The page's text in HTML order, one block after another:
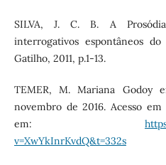
SILVA, J. C. B. A
interrogativos espontâneos
Gatilho, 2011, p.1-13.
TEMER, M. Mariana Godoy
novembro de 2016. Acesso
em:
v=XwYkInrKvdQ&t=332s